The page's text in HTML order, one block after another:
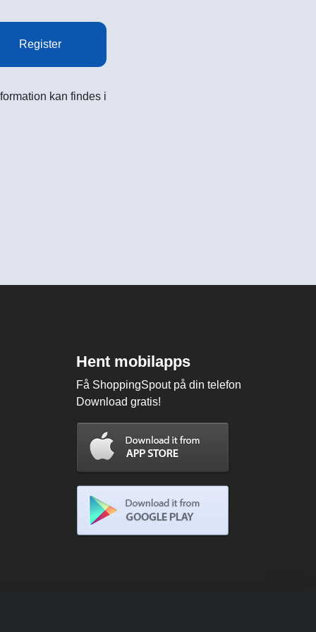
Register
kan findes i
Hent mobilapps
Få ShoppingSpout på din telefon
Download gratis!